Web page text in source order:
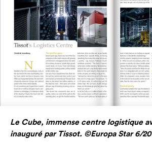
Le Cube, immense centre logistique
inauguré par Tissot. ©Europa Star 6/